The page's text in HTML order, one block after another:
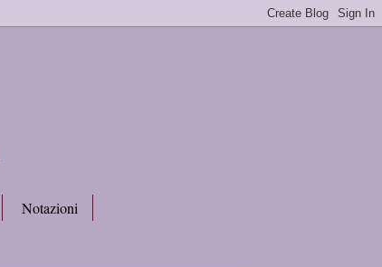
Notazioni